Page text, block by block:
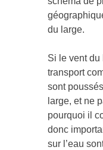
du large.
Si le vent du
transport
sont
large, et ne
pourquoi il
donc
sur l’eau